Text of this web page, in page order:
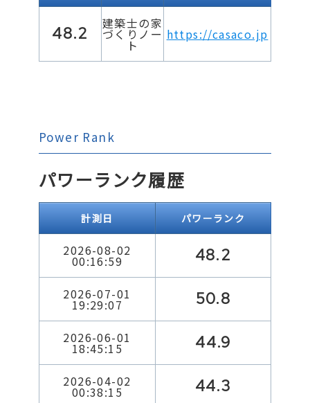
48.2
建築士の家
づくりノー
ト
https://casaco.jp
Power Rank
パワーランク履歴
計測日 パワーランク
2026-08-02
00:16:59 48.2
2026-07-01
19:29:07 50.8
2026-06-01
18:45:15 44.9
2026-04-02
00:38:15 44.3